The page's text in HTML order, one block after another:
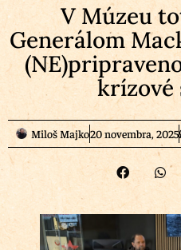
V Múzeu
Generálom
krízové
Miloš Majko20 novembra, 2025